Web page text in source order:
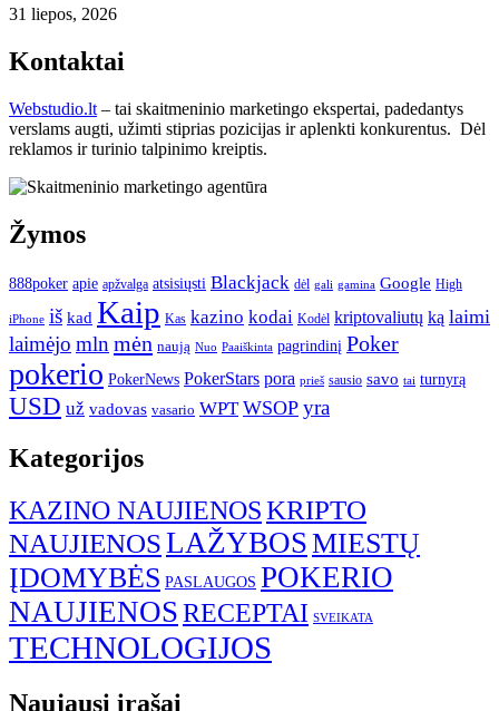
31 liepos, 2026
Kontaktai
Webstudio.lt – tai skaitmeninio marketingo ekspertai, padedantys
verslams augti, užimti stiprias pozicijas ir aplenkti konkurentus. Dėl
reklamos ir turinio talpinimo kreiptis.
Žymos
888poker apie apžvalga atsisiųsti Blackjack dėl gali gamina Google High
iPhone iš kad Kaip Kas kazino kodai Kodėl kriptovaliutų ką laimi
laimėjo mln mėn naują Nuo Paaiškinta pagrindinį Poker
pokerio PokerNews PokerStars pora prieš sausio savo tai turnyrą
USD už vadovas vasario WPT WSOP yra
Kategorijos
KAZINO NAUJIENOSKRIPTO
NAUJIENOSLAŽYBOSMIESTŲ
ĮDOMYBĖS PASLAUGOS POKERIO
NAUJIENOSRECEPTAI SVEIKATA
TECHNOLOGIJOS
Naujausi įrašai